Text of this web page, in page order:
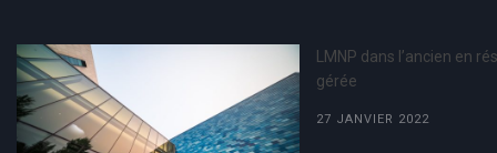
LMNP dans l’ancien en
gérée
27 JANVIER 2022